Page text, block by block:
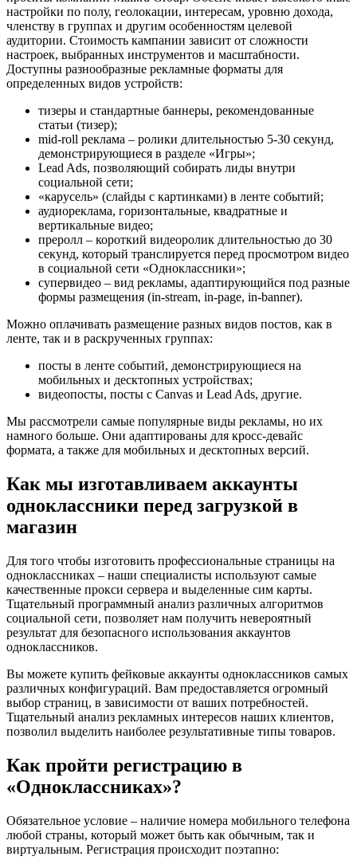
настройки по полу, геолокации, интересам, уровню дохода,
членству в группах и другим особенностям целевой
аудитории. Стоимость кампании зависит от сложности
настроек, выбранных инструментов и масштабности.
Доступны разнообразные рекламные форматы для
определенных видов устройств:
тизеры и стандартные баннеры, рекомендованные
статьи (тизер);
mid-roll реклама – ролики длительностью 5-30 секунд,
демонстрирующиеся в разделе «Игры»;
Lead Ads, позволяющий собирать лиды внутри
социальной сети;
«карусель» (слайды с картинками) в ленте событий;
аудиореклама, горизонтальные, квадратные и
вертикальные видео;
преролл – короткий видеоролик длительностью до 30
секунд, который транслируется перед просмотром видео
в социальной сети «Одноклассники»;
супервидео – вид рекламы, адаптирующийся под разные
формы размещения (in-stream, in-page, in-banner).
Можно оплачивать размещение разных видов постов, как в
ленте, так и в раскрученных группах:
посты в ленте событий, демонстрирующиеся на
мобильных и десктопных устройствах;
видеопосты, посты с Canvas и Lead Ads, другие.
Мы рассмотрели самые популярные виды рекламы, но их
намного больше. Они адаптированы для кросс-девайс
формата, а также для мобильных и десктопных версий.
Как мы изготавливаем аккаунты
одноклассники перед загрузкой в
магазин
Для того чтобы изготовить профессиональные страницы на
одноклассниках – наши специалисты используют самые
качественные прокси сервера и выделенные сим карты.
Тщательный программный анализ различных алгоритмов
социальной сети, позволяет нам получить невероятный
результат для безопасного использования аккаунтов
одноклассников.
Вы можете купить фейковые аккаунты одноклассников самых
различных конфигураций. Вам предоставляется огромный
выбор страниц, в зависимости от ваших потребностей.
Тщательный анализ рекламных интересов наших клиентов,
позволил выделить наиболее результативные типы товаров.
Как пройти регистрацию в
«Одноклассниках»?
Обязательное условие – наличие номера мобильного телефона
любой страны, который может быть как обычным, так и
виртуальным. Регистрация происходит поэтапно: